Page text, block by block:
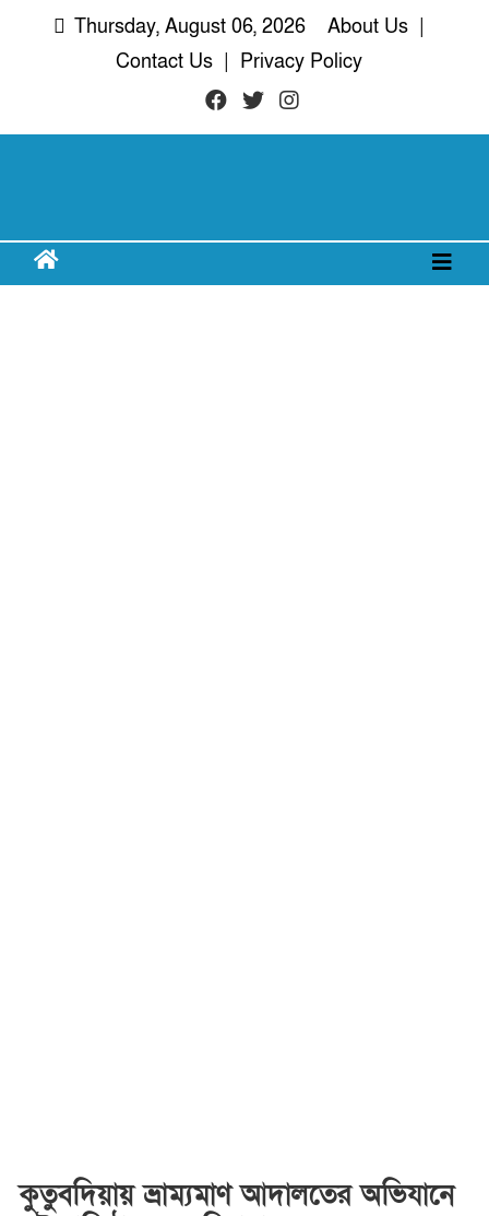
Thursday, August 06, 2026 About Us
Contact Us
Privacy Policy
দরিয়া নগর
অদৃশ্য খবরের আপোষহীন সত্য
কুতুবদিয়ায় ভ্রাম্যমাণ আদালতের অভিযানে